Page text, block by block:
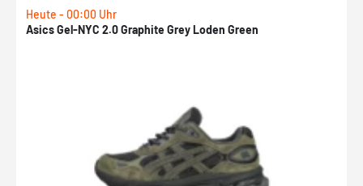
Heute - 00:00 Uhr
Asics Gel-NYC 2.0 Graphite Grey Loden Green